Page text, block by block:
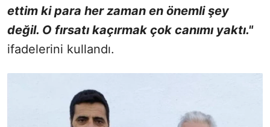
ettim ki para her zaman en önemli şey
değil. O fırsatı kaçırmak çok canımı yaktı."
ifadelerini kullandı.